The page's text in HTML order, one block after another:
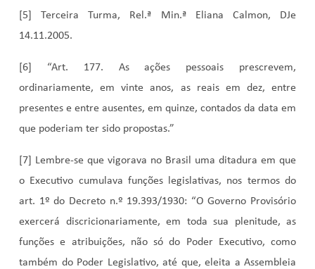
[5] Terceira Turma, Rel.ª Min.ª Eliana Calmon, DJe
14.11.2005.
[6] “Art. 177. As ações pessoais prescrevem,
ordinariamente, em vinte anos, as reais em dez, entre
presentes e entre ausentes, em quinze, contados da data em
que poderiam ter sido propostas.”
[7] Lembre-se que vigorava no Brasil uma ditadura em que
o Executivo cumulava funções legislativas, nos termos do
art. 1º do Decreto n.º 19.393/1930: “O Governo Provisório
exercerá discricionariamente, em toda sua plenitude, as
funções e atribuições, não só do Poder Executivo, como
também do Poder Legislativo, até que, eleita a Assembleia